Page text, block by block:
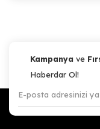
Kampanya ve
Haberdar Ol!